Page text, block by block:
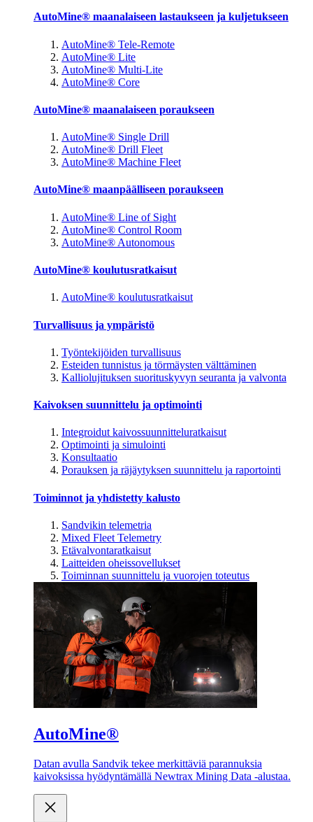
AutoMine® maanalaiseen lastaukseen ja kuljetukseen
AutoMine® Tele-Remote
AutoMine® Lite
AutoMine® Multi-Lite
AutoMine® Core
AutoMine® maanalaiseen poraukseen
AutoMine® Single Drill
AutoMine® Drill Fleet
AutoMine® Machine Fleet
AutoMine® maanpäälliseen poraukseen
AutoMine® Line of Sight
AutoMine® Control Room
AutoMine® Autonomous
AutoMine® koulutusratkaisut
AutoMine® koulutusratkaisut
Turvallisuus ja ympäristö
Työntekijöiden turvallisuus
Esteiden tunnistus ja törmäysten välttäminen
Kalliolujituksen suorituskyvyn seuranta ja valvonta
Kaivoksen suunnittelu ja optimointi
Integroidut kaivossuunnitteluratkaisut
Optimointi ja simulointi
Konsultaatio
Porauksen ja räjäytyksen suunnittelu ja raportointi
Toiminnot ja yhdistetty kalusto
Sandvikin telemetria
Mixed Fleet Telemetry
Etävalvontaratkaisut
Laitteiden oheissovellukset
Toiminnan suunnittelu ja vuorojen toteutus
AutoMine®
Datan avulla Sandvik tekee merkittäviä parannuksia
kaivoksissa hyödyntämällä Newtrax Mining Data -alustaa.